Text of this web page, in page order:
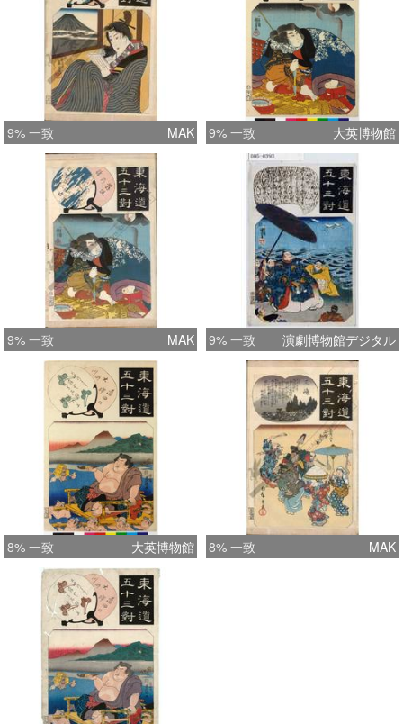
9% 一致 MAK 9% 一致 大英博物館
9% 一致 MAK 9% 一致 演劇博物館デジタル
8% 一致 大英博物館 8% 一致 MAK